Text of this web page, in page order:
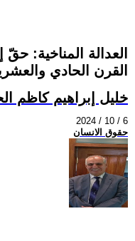
العدالة المناخية:
القرن الحادي
خليل إبراهيم كاظم
2024 / 10 / 6
حقوق الانسان